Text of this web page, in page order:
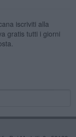
iscriviti alla
gratis tutti i giorni